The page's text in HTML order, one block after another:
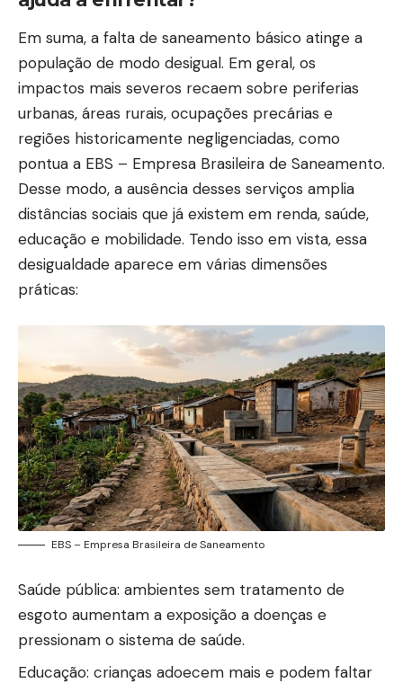
Em suma, a falta de saneamento básico atinge a
população de modo desigual. Em geral, os
impactos mais severos recaem sobre periferias
urbanas, áreas rurais, ocupações precárias e
regiões historicamente negligenciadas, como
pontua a EBS – Empresa Brasileira de Saneamento.
Desse modo, a ausência desses serviços amplia
distâncias sociais que já existem em renda, saúde,
educação e mobilidade. Tendo isso em vista, essa
desigualdade aparece em várias dimensões
práticas:
EBS – Empresa Brasileira de Saneamento
Saúde pública: ambientes sem tratamento de
esgoto aumentam a exposição a doenças e
pressionam o sistema de saúde.
Educação: crianças adoecem mais e podem faltar